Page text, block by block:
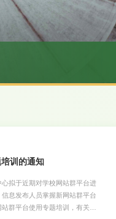
训的通知
拟于近期对学校网站群平台进
息发布人员掌握新网站群平台
群平台使用专题培训，有关事